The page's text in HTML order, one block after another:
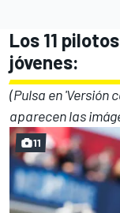
Los 11
jóvenes:
(Pulsa en 'Versión
aparecen las
11